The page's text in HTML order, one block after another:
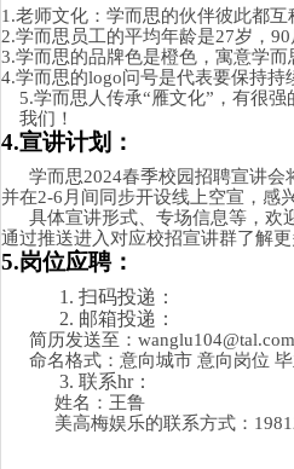
1.老师文化：学而思的伙伴彼此都互
2.学而思员工的平均年龄是27岁，
3.学而思的品牌色是橙色，寓意学而
4.学而思的logo问号是代表要保持持
5.学而思人传承“雁文化”，有很
我们！
4.宣讲计划：
学而思2024春季校园招聘宣讲
并在2-6月间同步开设线上空宣，感
具体宣讲形式、专场信息等，欢
通过推送进入对应校招宣讲群了解
5.岗位应聘：
1. 扫码投递：
2. 邮箱投递：
简历发送至： wanglu104@tal.com
命名格式：意向城市 意向岗位
3. 联系hr：
姓名： 王鲁
美高梅娱乐的联系方式：